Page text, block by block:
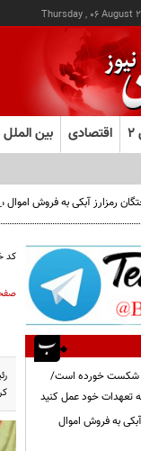
Thursday , 06 August
اقتصادی بین الملل
رمزارز آبکی به فروش اموال
کد
شکست خورده است/
تعهدات خود عمل کنید
آبکی به فروش اموال